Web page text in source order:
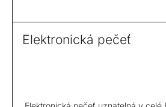
Elektronická pečeť